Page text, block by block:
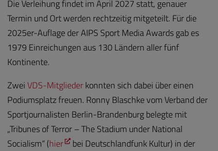
Die Verleihung findet im April 2027 statt, genauer
Termin und Ort werden rechtzeitig mitgeteilt. Für die
2025er-Auflage der AIPS Sport Media Awards gab es
1979 Einreichungen aus 130 Ländern aller fünf
Kontinente.
ZweiVDS-Mitgliederkonnten sich dabei über einen
Podiumsplatz freuen. Ronny Blaschke vom Verband der
Sportjournalisten Berlin-Brandenburg belegte mit
„Tribunes of Terror – The Stadium under National
Socialism“ (hier
bei Deutschlandfunk Kultur) in der